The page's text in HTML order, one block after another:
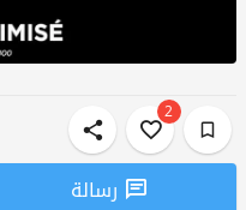
2
رسالة